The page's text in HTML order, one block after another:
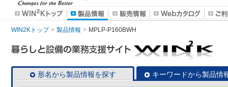
WIN2Kトップ 製品情報 MPLP-P160BWH
形名から製品情報を探す キーワードから製品情